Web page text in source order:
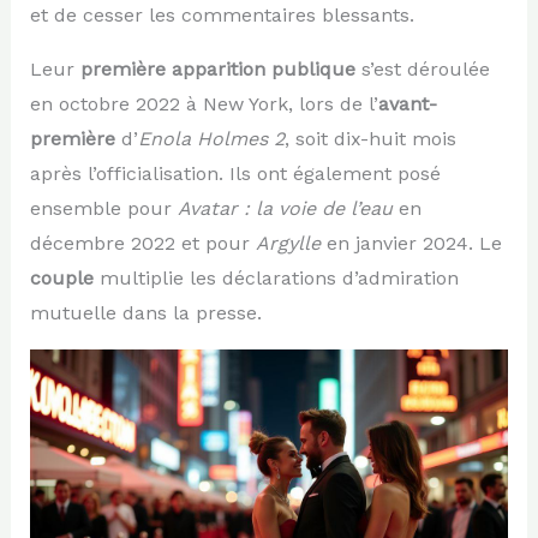
et de cesser les commentaires blessants.
Leur première apparition publiques’est déroulée
en octobre 2022 à New York, lors de l’avant-
premièred’Enola Holmes 2, soit dix-huit mois
après l’officialisation. Ils ont également posé
ensemble pour Avatar : la voie de l’eauen
décembre 2022 et pour Argylleen janvier 2024. Le
couplemultiplie les déclarations d’admiration
mutuelle dans la presse.